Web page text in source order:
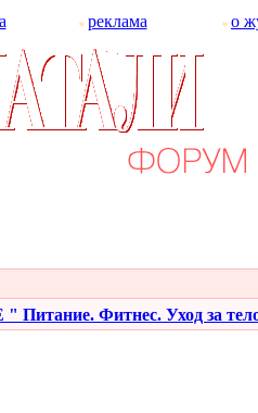
реклама о
Фитнес. Уход за